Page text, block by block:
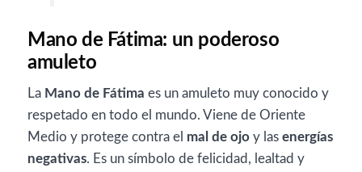
Mano de Fátima: un poderoso
amuleto
La Mano de Fátima es un amuleto muy conocido y
respetado en todo el mundo. Viene de Oriente
Medio y protege contra el mal de ojo y las energías
negativas. Es un símbolo de felicidad, lealtad y